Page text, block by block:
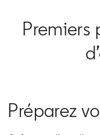
Premiers
Préparez